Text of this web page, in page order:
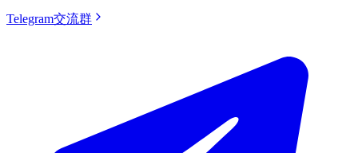
Telegram交流群